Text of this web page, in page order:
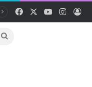
Facebook YouTube
Pretražite